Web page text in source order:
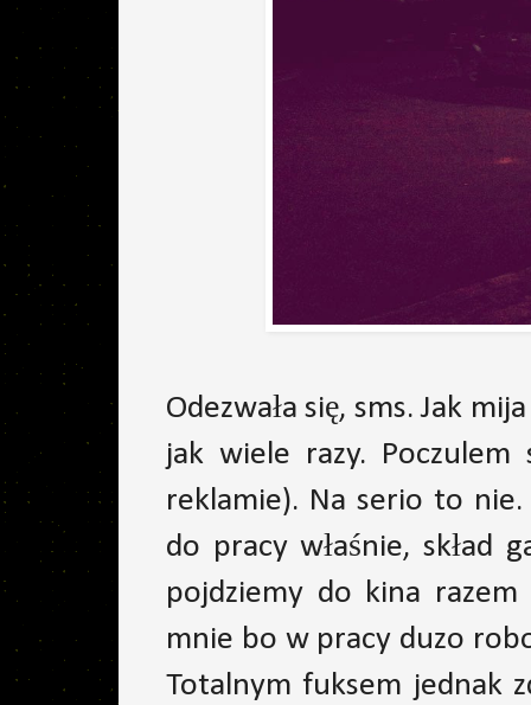
Odezwała się, sms. Jak
jak wiele razy.
reklamie). Na serio to nie.
do pracy właśnie, skład
pojdziemy do kina
mnie bo w pracy duzo
Totalnym fuksem jednak